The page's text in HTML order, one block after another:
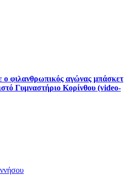
ο φιλανθρωπικός αγώνας μπάσκετ
Γυμναστήριο Κορίνθου (video-